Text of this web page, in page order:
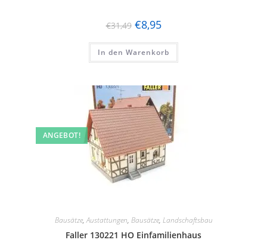
€31,49 €8,95
In den Warenkorb
ANGEBOT!
Bausätze,Austattungen, Bausätze, Landschaftsbau
Faller 130221 HO Einfamilienhaus